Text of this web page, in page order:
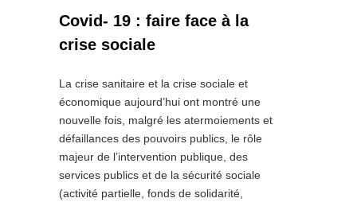
Covid- 19 : faire face à la
crise sociale
La crise sanitaire et la crise sociale et
économique aujourd’hui ont montré une
nouvelle fois, malgré les atermoiements et
défaillances des pouvoirs publics, le rôle
majeur de l’intervention publique, des
services publics et de la sécurité sociale
(activité partielle, fonds de solidarité,